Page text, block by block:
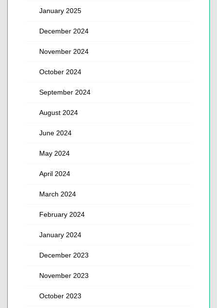
January 2025
December 2024
November 2024
October 2024
September 2024
August 2024
June 2024
May 2024
April 2024
March 2024
February 2024
January 2024
December 2023
November 2023
October 2023